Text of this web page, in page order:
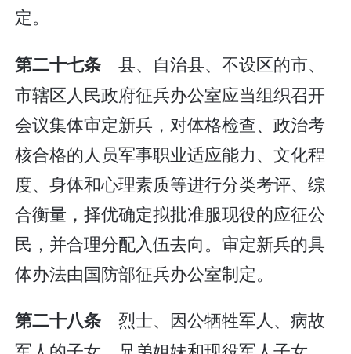
定。
第二十七条 县、自治县、不设区的市、
市辖区人民政府征兵办公室应当组织召开
会议集体审定新兵，对体格检查、政治考
核合格的人员军事职业适应能力、文化程
度、身体和心理素质等进行分类考评、综
合衡量，择优确定拟批准服现役的应征公
民，并合理分配入伍去向。审定新兵的具
体办法由国防部征兵办公室制定。
第二十八条 烈士、因公牺牲军人、病故